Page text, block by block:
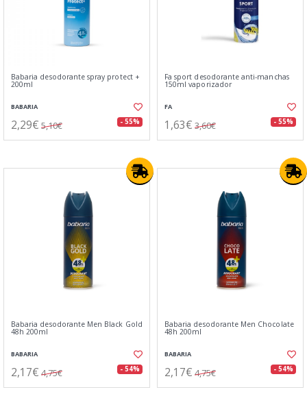
Babaria desodorante spray protect +
200ml
BABARIA
2,29€ 5,10€ - 55%
Fa sport desodorante anti-manchas
150ml vaporizador
FA
1,63€ 3,60€ - 55%
Babaria desodorante Men Black Gold
48h 200ml
BABARIA
2,17€ 4,75€ - 54%
Babaria desodorante Men Chocolate
48h 200ml
BABARIA
2,17€ 4,75€ - 54%